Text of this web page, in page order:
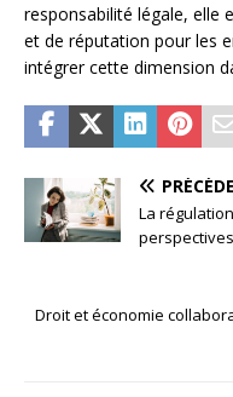
responsabilité légale, elle
et de réputation pour les
intégrer cette dimension
La
perspectives
Droit et économie